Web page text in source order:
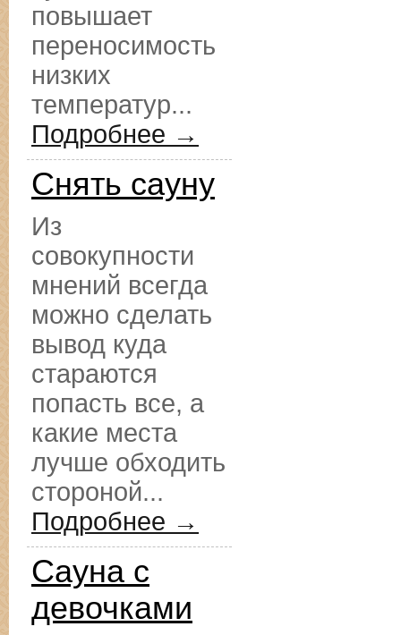
повышает
переносимость
низких
температур...
Подробнее →
Снять сауну
Из
совокупности
мнений всегда
можно сделать
вывод куда
стараются
попасть все, а
какие места
лучше обходить
стороной...
Подробнее →
Сауна с
девочками